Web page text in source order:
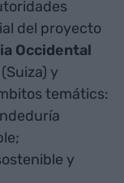
del proyecto
Occidental
y
temátics:
y